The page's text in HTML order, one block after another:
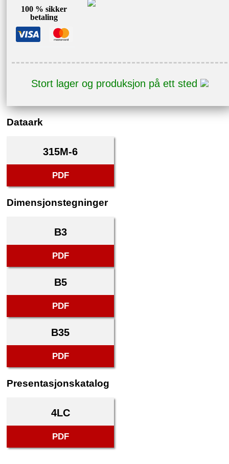
100 % sikker
betaling
Stort lager og produksjon på ett sted
Dataark
315M-6
PDF
Dimensjonstegninger
B3
PDF
B5
PDF
B35
PDF
Presentasjonskatalog
4LC
PDF